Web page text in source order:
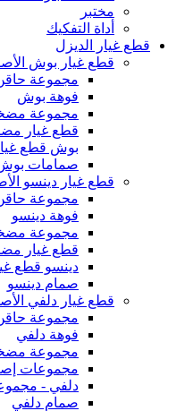
مختبر
أداة التفكيك
قطع غيار الديزل
قطع غيار بوش
مجموعة
فوهة بوش
مجموعة
قطع غيار
بوش قطع
صمامات
قطع غيار دينسو
مجموعة
فوهة دينسو
مجموعة
قطع غيار
دينسو قطع
صمام دينسو
قطع غيار دلفي
مجموعة
فوهة دلفي
مجموعة
مجموعات
دلفي -
صمام دلفي